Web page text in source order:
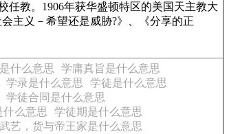
任教。1906年获华盛顿特区的美国天主教大
主义－希望还是威胁?》、《分享的正
什么意思
学庸真旨是什么意思
学录是什么意思
学徒是什么意思
学徒合同是什么意思
么意思
学徒期是什么意思
艺，货与帝王家是什么意思